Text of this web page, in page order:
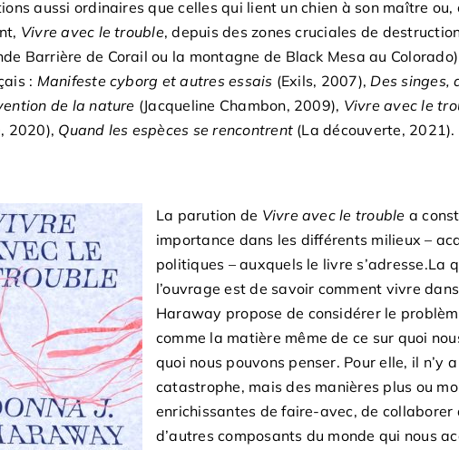
aussi ordinaires que celles qui lient un chien à son maître ou,
Vivre avec le trouble, depuis des zones cruciales de
Barrière de Corail ou la montagne de Black Mesa au
: Manifeste cyborg et autres essais (Exils, 2007),Des singes,
de la nature (Jacqueline Chambon, 2009), Vivre avec le
2020), Quand les espèces se rencontrent (La découverte, 2021).
La parution de Vivre avec le trouble a
importance dans les différents milieux –
politiques – auxquels le livre s’adresse.La
l’ouvrage est de savoir comment vivre
Haraway propose de considérer le
comme la matière même de ce sur quoi
quoi nous pouvons penser. Pour elle, il n’y
catastrophe, mais des manières plus ou
enrichissantes de faire-avec, de
d’autres composants du monde qui nous